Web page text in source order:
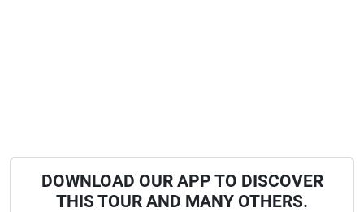
DOWNLOAD OUR APP TO DISCOVER
THIS TOUR AND MANY OTHERS.